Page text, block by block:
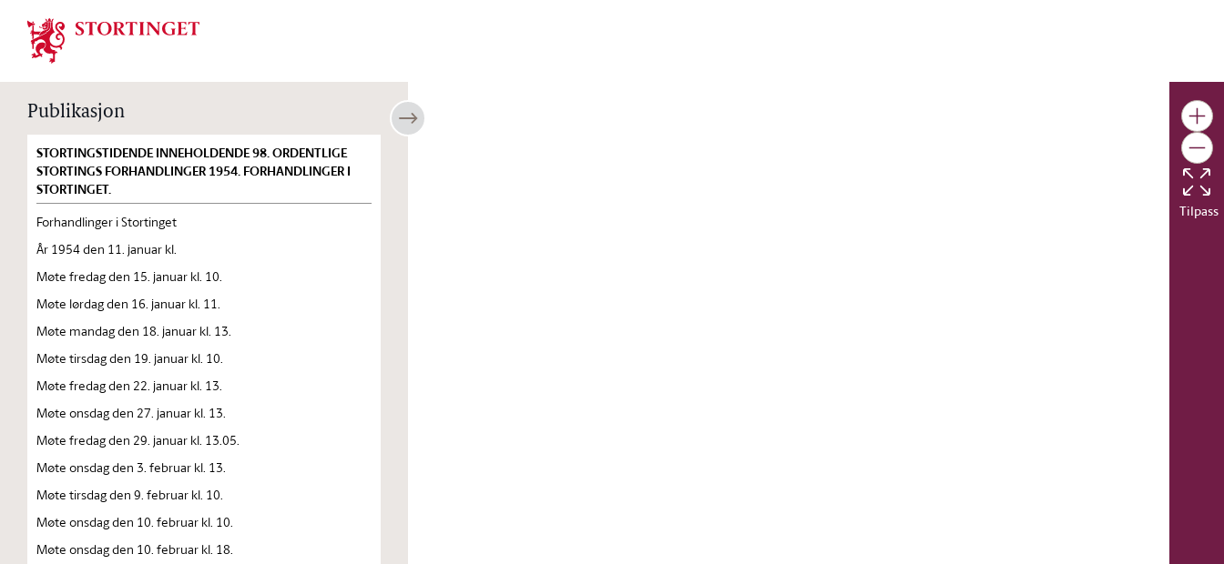
Stortinget.no
Publikasjon
STORTINGSTIDENDE INNEHOLDENDE 98. ORDENTLIGE
STORTINGS FORHANDLINGER 1954. FORHANDLINGER I
STORTINGET.
Forhandlinger i Stortinget
År 1954 den 11. januar kl.
Møte fredag den 15. januar kl. 10.
Møte lørdag den 16. januar kl. 11.
Møte mandag den 18. januar kl. 13.
Møte tirsdag den 19. januar kl. 10.
Møte fredag den 22. januar kl. 13.
Møte onsdag den 27. januar kl. 13.
Møte fredag den 29. januar kl. 13.05.
Møte onsdag den 3. februar kl. 13.
Møte tirsdag den 9. februar kl. 10.
Møte onsdag den 10. februar kl. 10.
Møte onsdag den 10. februar kl. 18.